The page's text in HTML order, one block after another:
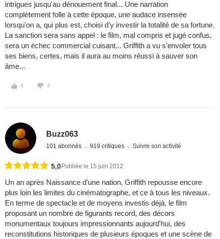
intrigues jusqu'au dénouement final... Une narration
complètement folle à cette époque, une audace insensée
lorsqu'on a, qui plus est, choisi d'y investir la totalité de sa fortune.
La sanction sera sans appel : le film, mal compris et jugé confus,
sera un échec commercial cuisant... Griffith a vu s'envoler tous
ses biens, certes, mais il aura au moins réussi à sauver son
âme...
2 1
Buzz063
101 abonnés 919 critiques Suivre son activité
5,0 Publiée le 15 juin 2012
Un an après Naissance d'une nation, Griffith repousse encore
plus loin les limites du cinématographe, et ce à tous les niveaux.
En terme de spectacle et de moyens investis déjà, le film
proposant un nombre de figurants record, des décors
monumentaux toujours impressionnants aujourd'hui, des
reconstitutions historiques de plusieurs époques et une scène de